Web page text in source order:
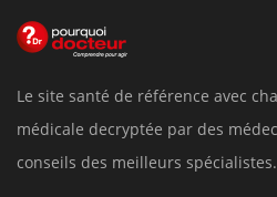
Le site santé de référence avec
médicale decryptée par des
conseils des meilleurs spécialistes.